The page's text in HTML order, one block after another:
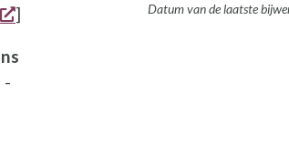
opent een nieuw venster
]
-
Datum van de laatste